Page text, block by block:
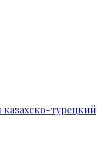
турецкий